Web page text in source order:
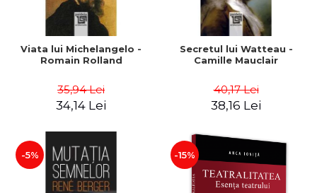
Viata lui Michelangelo -
Romain Rolland
35,94 Lei
34,14 Lei
Secretul lui Watteau -
Camille Mauclair
40,17 Lei
38,16 Lei
-5% -15%